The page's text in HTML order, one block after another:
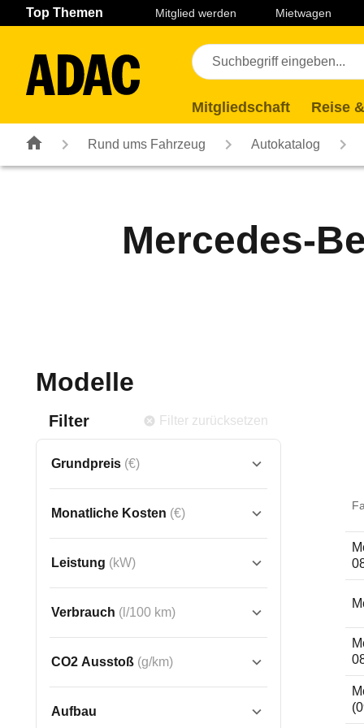
Navigation Seiteninhalt Fußzeile
Top Themen Mitglied werden Mietwagen
Mitgliedschaft Reise
Rund ums Fahrzeug Autokatalog
Mercedes-
Modelle
Filter Filter zurücksetzen
Grundpreis (€)
Monatliche Kosten (€)
Leistung (kW)
Verbrauch (l/100 km)
CO2 Ausstoß (g/km)
Aufbau